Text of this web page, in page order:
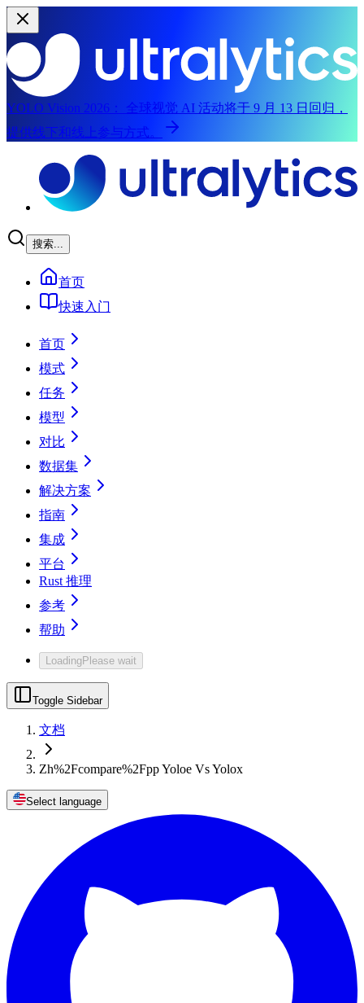
YOLO Vision 2026：
全球视觉 AI 活动将于 9 月 13 日回归，
提供线下和线上参与方式。
搜索...
首页
快速入门
首页
模式
任务
模型
对比
数据集
解决方案
指南
集成
平台
Rust 推理
参考
帮助
LoadingPlease wait
Toggle Sidebar
文档
Zh%2Fcompare%2Fpp Yoloe Vs Yolox
Select language